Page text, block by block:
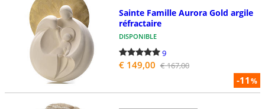
-11%
Sainte Famille Aurora Gold argile
réfractaire
DISPONIBLE
9
€ 149,00 € 167,00